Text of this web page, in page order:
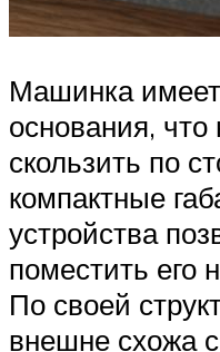
Машинка
основания, что
скользить по
компактные
устройства
поместить его
По своей
внешне схожа